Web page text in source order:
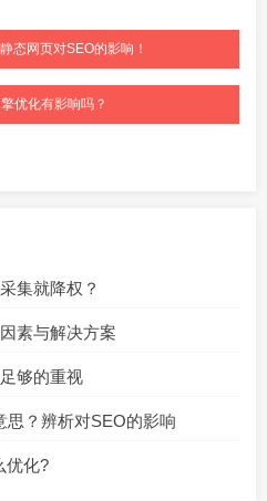
态网页对SEO的影响！
优化有影响吗？
集就降权？
素与解决方案
够的重视
思？辨析对SEO的影响
优化?